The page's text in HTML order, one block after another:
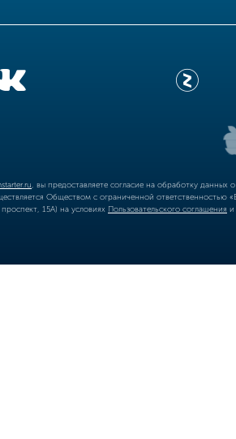
, вы предоставляете согласие на обработку
Обществом с ограниченной
15А) на условиях Пользовательского соглашения и